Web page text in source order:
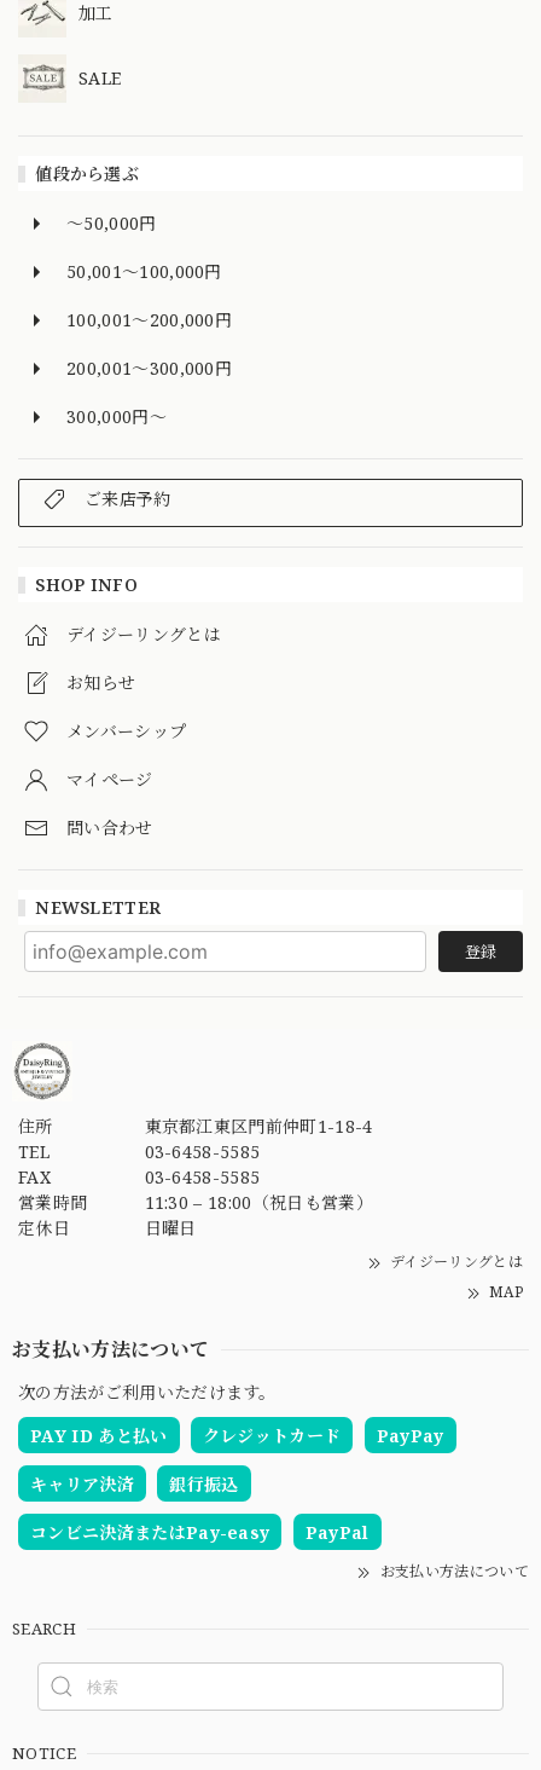
加工
SALE
値段から選ぶ
～50,000円
50,001～100,000円
100,001～200,000円
200,001～300,000円
300,000円～
ご来店予約
SHOP INFO
デイジーリングとは
お知らせ
メンバーシップ
マイページ
問い合わせ
NEWSLETTER
登録
住所
東京都江東区門前仲町1-18-4
TEL
03-6458-5585
FAX
03-6458-5585
営業時間
11:30 – 18:00（祝日も営業）
定休日
日曜日
デイジーリングとは
MAP
お支払い方法について
次の方法がご利用いただけます。
PAY ID あと払い
クレジットカード PayPay
キャリア決済 銀行振込
コンビニ決済またはPay-easy PayPal
お支払い方法について
SEARCH
NOTICE